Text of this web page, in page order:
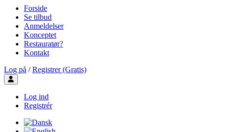
Forside
Se tilbud
Anmeldelser
Konceptet
Restauratør?
Kontakt
Log på / Registrer (Gratis)
Toggle user menu
Log ind
Registrér